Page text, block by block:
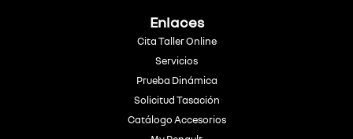
Enlaces
Cita Taller Online
Servicios
Prueba Dinámica
Solicitud Tasación
Catálogo Accesorios